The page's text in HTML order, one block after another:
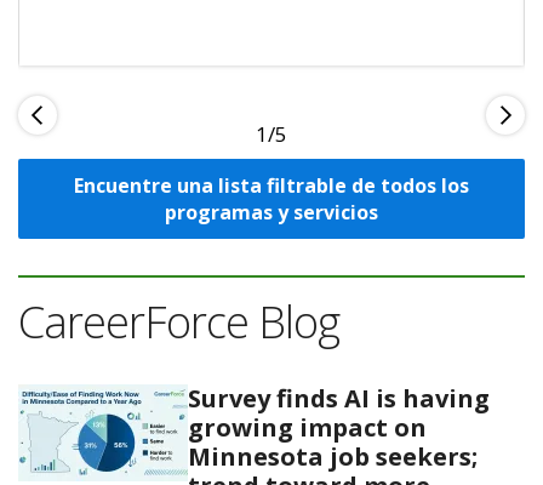
1
Encuentre una lista filtrable de todos los
programas y servicios
CareerForce Blog
Survey finds AI is having
growing impact on
Minnesota job seekers;